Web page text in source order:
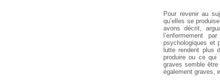
Pour revenir au
qu’elles se
avons décrit,
l’enfermement
psychologiques et
lutte rendent plus
produire ou ce qui
graves semble
également graves,